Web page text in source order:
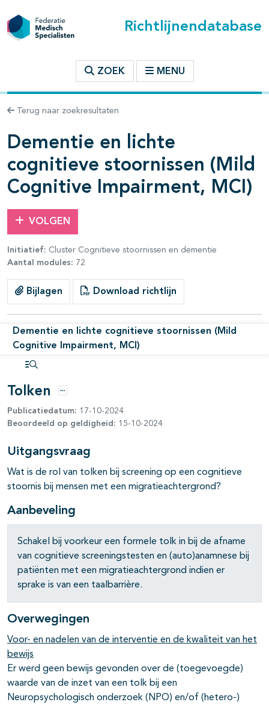
Richtlijnendatabase
ZOEK MENU
Terug naar zoekresultaten
Dementie en lichte
cognitieve stoornissen (Mild
Cognitive Impairment, MCI)
VOLGEN
Initiatief: Cluster Cognitieve stoornissen en dementie
Aantal modules: 72
Bijlagen Download richtlijn
Dementie en lichte cognitieve stoornissen (Mild
Cognitive Impairment, MCI)
openklappen
open- en dichtklappen
open- en dichtklappen
open- en dichtklappen
open- en dichtklappen
open- en dichtklappen
open- en dichtklappen
open- en dichtklappen
open- en dichtklappen
Tolken Opties
Publicatiedatum: 17-10-2024
Beoordeeld op geldigheid: 15-10-2024
Uitgangsvraag
Wat is de rol van tolken bij screening op een cognitieve
stoornis bij mensen met een migratieachtergrond?
Aanbeveling
Schakel bij voorkeur een formele tolk in bij de afname
van cognitieve screeningstesten en (auto)anamnese bij
patiënten met een migratieachtergrond indien er
sprake is van een taalbarrière.
Overwegingen
Voor- en nadelen van de interventie en de kwaliteit van het
bewijs
Er werd geen bewijs gevonden over de (toegevoegde)
waarde van de inzet van een tolk bij een
Neuropsychologisch onderzoek (NPO) en/of (hetero-)